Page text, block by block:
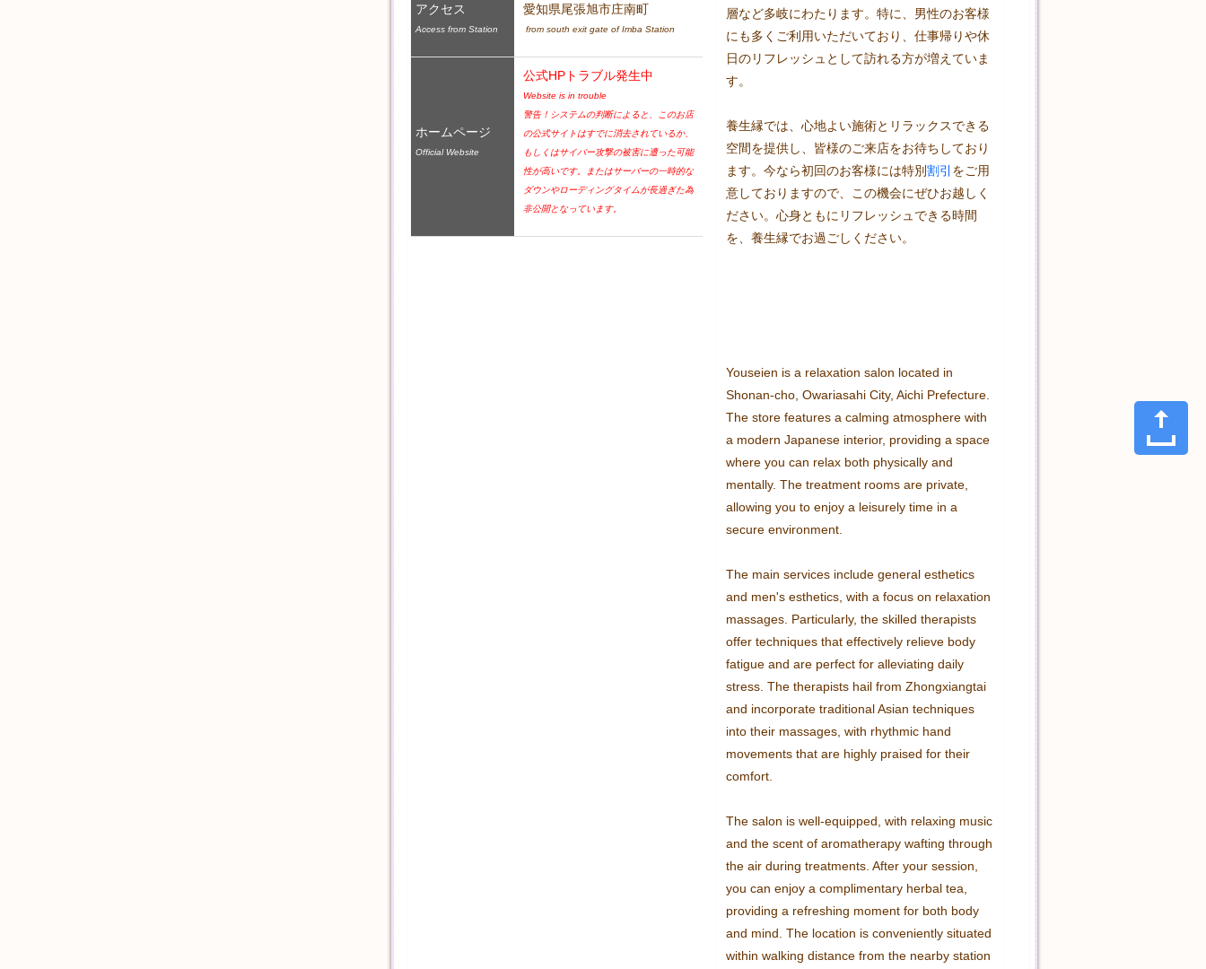
層など多岐にわたります。特に、男性のお客様
にも多くご利用いただいており、仕事帰りや休
日のリフレッシュとして訪れる方が増えていま
す。
養生縁では、心地よい施術とリラックスできる
空間を提供し、皆様のご来店をお待ちしており
ます。今なら初回のお客様には特別割引 をご用
意しておりますので、この機会にぜひお越しく
ださい。心身ともにリフレッシュできる時間
を、養生縁でお過ごしください。
Youseien is a relaxation salon located in
Shonan-cho, Owariasahi City, Aichi Prefecture.
The store features a calming atmosphere with
a modern Japanese interior, providing a space
where you can relax both physically and
mentally. The treatment rooms are private,
allowing you to enjoy a leisurely time in a
secure environment.
The main services include general esthetics
and men's esthetics, with a focus on relaxation
massages. Particularly, the skilled therapists
offer techniques that effectively relieve body
fatigue and are perfect for alleviating daily
stress. The therapists hail from Zhongxiangtai
and incorporate traditional Asian techniques
into their massages, with rhythmic hand
movements that are highly praised for their
comfort.
The salon is well-equipped, with relaxing music
and the scent of aromatherapy wafting through
the air during treatments. After your session,
you can enjoy a complimentary herbal tea,
providing a refreshing moment for both body
and mind. The location is conveniently situated
within walking distance from the nearby station
アクセス
Access from Station
愛知県尾張旭市庄南町
from south exit gate of Imba Station
ホームページ
Official Website
公式HPトラブル発生中
Website is in trouble
警告！システムの判断によると、このお店
の公式サイトはすでに消去されているか、
もしくはサイバー攻撃の被害に遭った可能
性が高いです。またはサーバーの一時的な
ダウンやローディングタイムが長過ぎた為
非公開となっています。